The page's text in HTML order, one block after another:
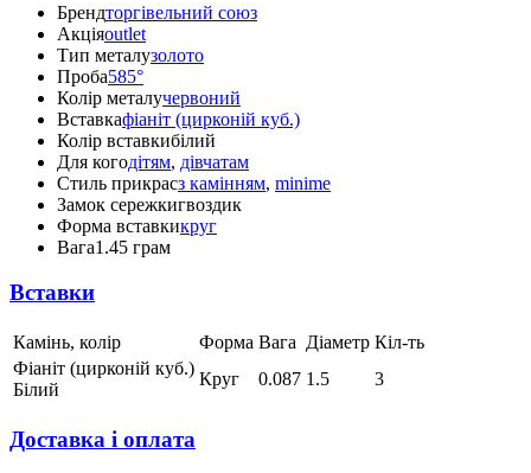
Брендторгівельний союз
Акціяoutlet
Тип металузолото
Проба585°
Колір металучервоний
Вставкафіаніт (цирконій куб.)
Колір вставкибілий
Для когодітям, дівчатам
Стиль прикрасз камінням, minime
Замок сережкигвоздик
Форма вставкикруг
Вага1.45 грам
Вставки
Камінь, колір Форма Вага Діаметр Кіл-ть
Фіаніт (цирконій куб.)
Білий
Круг 0.087 1.5 3
Доставка і оплата